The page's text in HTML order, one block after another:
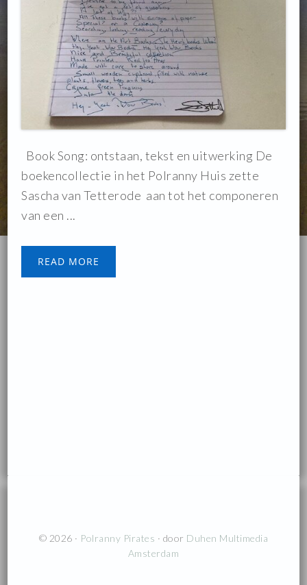
Book Song: ontstaan, tekst en uitwerking De
boekencollectie in het Polranny Huis zette
Sascha van Tetterode aan tot het componeren
van een ...
READ MORE
© 2026 · Polranny Pirates · door Duhen Multimedia
Amsterdam